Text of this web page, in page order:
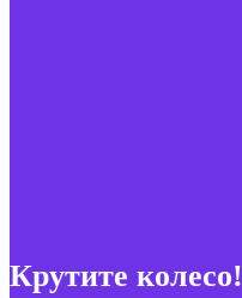
Крутите колесо!